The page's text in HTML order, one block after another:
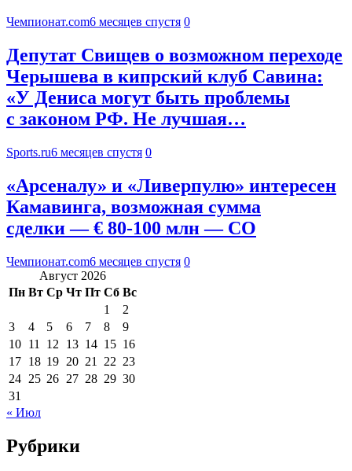
Чемпионат.com6 месяцев спустя 0
Депутат Свищев о возможном переходе
Черышева в кипрский клуб Савина:
«У Дениса могут быть проблемы
с законом РФ. Не лучшая…
Sports.ru6 месяцев спустя 0
«Арсеналу» и «Ливерпулю» интересен
Камавинга, возможная сумма
сделки — € 80-100 млн — CO
Чемпионат.com6 месяцев спустя 0
Август 2026
Пн Вт Ср Чт Пт Сб Вс
1
2
3
4 5 6 7 8
9
10 11 12 13 14 15 16
17 18 19 20 21 22 23
24 25 26 27 28 29 30
31
« Июл
Рубрики